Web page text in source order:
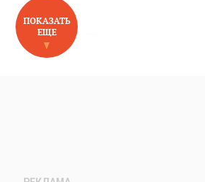
НОВОЕ НА САЙТЕ
ПОКАЗАТЬ
ЕЩЕ